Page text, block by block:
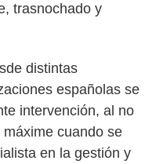
trasnochado y
distintas
españolas se
intervención, al no
cuando se
en la gestión y